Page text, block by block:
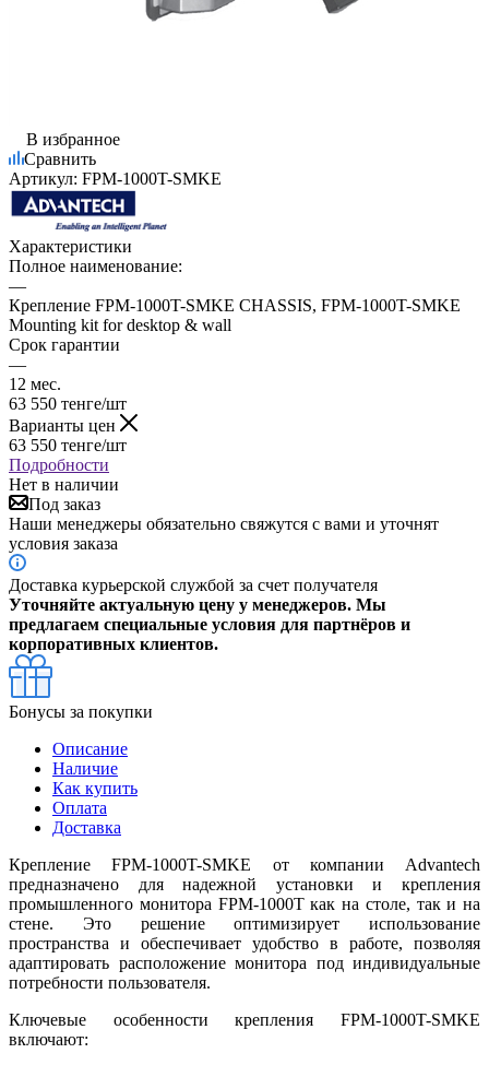
В избранное
Сравнить
Артикул: FPM-1000T-SMKE
Характеристики
Полное наименование:
—
Крепление FPM-1000T-SMKE CHASSIS, FPM-1000T-SMKE
Mounting kit for desktop & wall
Срок гарантии
—
12 мес.
63 550 тенге/шт
Варианты цен
63 550 тенге/шт
Подробности
Нет в наличии
Под заказ
Наши менеджеры обязательно свяжутся с вами и уточнят
условия заказа
Доставка курьерской службой за счет получателя
Уточняйте актуальную цену у менеджеров. Мы
предлагаем специальные условия для партнёров и
корпоративных клиентов.
Бонусы за покупки
Описание
Наличие
Как купить
Оплата
Доставка
Крепление FPM-1000T-SMKE от компании Advantech
предназначено для надежной установки и крепления
промышленного монитора FPM-1000T как на столе, так и на
стене. Это решение оптимизирует использование
пространства и обеспечивает удобство в работе, позволяя
адаптировать расположение монитора под индивидуальные
потребности пользователя.
Ключевые особенности крепления FPM-1000T-SMKE
включают: